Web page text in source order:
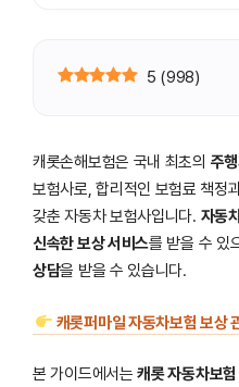
5 (998)
캐롯손해보험은 국내 최초의 주
보험사로, 합리적인 보험료 책정
갖춘 자동차 보험사입니다. 자동
신속한 보상 서비스를 받을 수 있
상담을 받을 수 있습니다.
캐롯퍼마일 자동차보험 보상
본 가이드에서는캐롯 자동차보